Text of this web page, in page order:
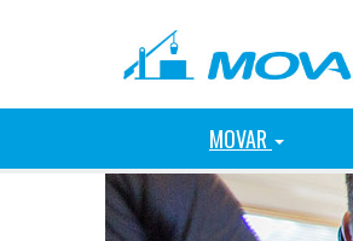
MOVAR